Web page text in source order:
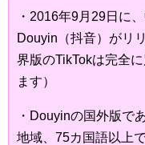
・2016年9月29日に
Douyin（抖音）がリ
界版のTikTokは完全
ます）
・Douyinの国外版で
地域、75カ国語以上